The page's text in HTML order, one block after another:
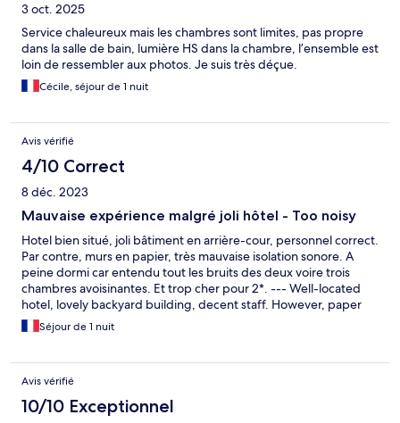
3 oct. 2025
Service chaleureux mais les chambres sont limites, pas propre
dans la salle de bain, lumière HS dans la chambre, l’ensemble est
loin de ressembler aux photos. Je suis très déçue.
Cécile, séjour de 1 nuit
Avis vérifié
4/10 Correct
8 déc. 2023
Mauvaise expérience malgré joli hôtel - Too noisy
Hotel bien situé, joli bâtiment en arrière-cour, personnel correct.
Par contre, murs en papier, très mauvaise isolation sonore. A
peine dormi car entendu tout les bruits des deux voire trois
chambres avoisinantes. Et trop cher pour 2*. --- Well-located
hotel, lovely backyard building, decent staff. However, paper
walls, very poor sound insulation. Barely slept as I heard every
sound from the two or even three adjoining rooms. Too
Séjour de 1 nuit
Avis vérifié
10/10 Exceptionnel